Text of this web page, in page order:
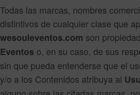
Todas las marcas, nombres
distintivos de cualquier clase que
wesouleventos.com son
Eventos o, en su caso, de sus
sin que pueda entenderse que el
y/o a los Contenidos atribuya al